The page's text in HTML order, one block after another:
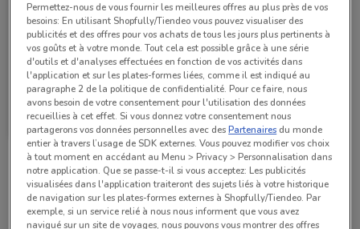
Castorama
Valable jusqu'au 18/08 4.5 km
Magasins Castorama dans les environs
1-3 Rue De Caulaincourt Paris
Permettez-nous de vous fournir les meilleures offres au plus près de vos
besoins: En utilisant Shopfully/Tiendeo vous pouvez visualiser des
publicités et des offres pour vos achats de tous les jours plus pertinents à
vos goûts et à votre monde. Tout cela est possible grâce à une série
d'outils et d'analyses effectuées en fonction de vos activités dans
l'application et sur les plates-formes liées, comme il est indiqué au
paragraphe 2 de la politique de confidentialité. Pour ce faire, nous
avons besoin de votre consentement pour l'utilisation des données
recueillies à cet effet. Si vous donnez votre consentement nous
partagerons vos données personnelles avec desPartenaires du monde
entier à travers l’usage de SDK externes. Vous pouvez modifier vos choix
à tout moment en accédant au Menu > Privacy > Personnalisation dans
notre application. Que se passe-t-il si vous acceptez: Les publicités
visualisées dans l'application traiteront des sujets liés à votre historique
de navigation sur les plates-formes externes à Shopfully/Tiendeo. Par
exemple, si un service relié à nous nous informent que vous avez
navigué sur un site de voyages, nous pouvons vous montrer des offres